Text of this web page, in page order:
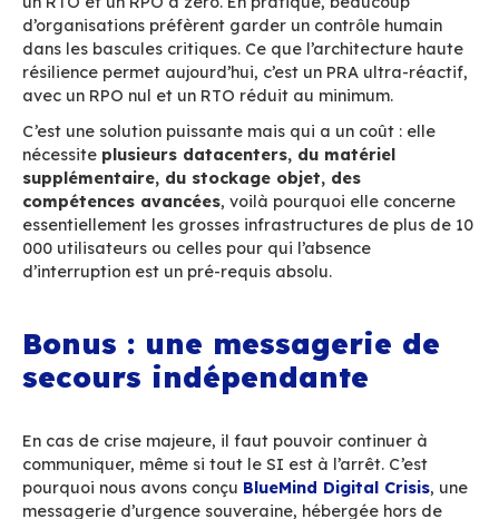
Pour les contextes
l’architecture à haute
résilience
Dans certains environnements (ministères,
collectivités, grands comptes) restaurer ne
l’architecture avancée proposée par
production dans des contextes sensibles
plusieurs milliers ou dizaines de milliers
Elle repose sur une double instance BlueMind
synchronisée en temps réel.Un système de